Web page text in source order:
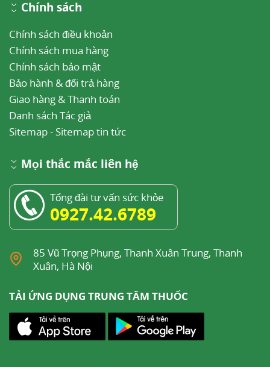
Chính sách
Chính sách điều khoản
Chính sách mua hàng
Chính sách bảo mật
Bảo hành & đổi trả hàng
Giao hàng & Thanh toán
Danh sách Tác giả
Sitemap- Sitemap tin tức
Mọi thắc mắc liên hệ
Tổng đài tư vấn sức khỏe
0927.42.6789
85 Vũ Trọng Phụng, Thanh Xuân Trung, Thanh
Xuân, Hà Nội
TẢI ỨNG DỤNG TRUNG TÂM THUỐC